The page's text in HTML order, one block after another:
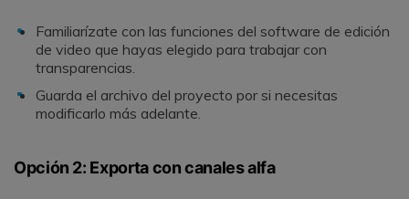
Familiarízate con las funciones del software de edición
de video que hayas elegido para trabajar con
transparencias.
Guarda el archivo del proyecto por si necesitas
modificarlo más adelante.
Opción 2: Exporta con canales alfa